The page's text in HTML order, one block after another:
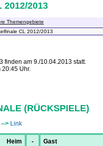
2012/2013
Themengebiete
finden am 9./10.04.2013 statt.
Uhr.
(RÜCKSPIELE)
> Link
Heim - Gast